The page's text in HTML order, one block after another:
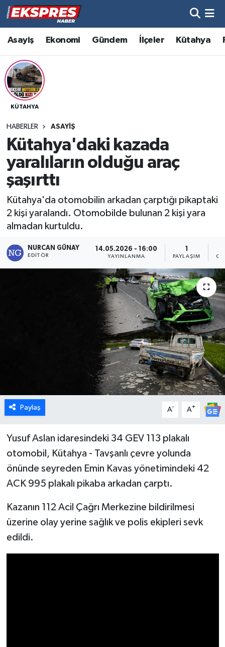
Asayiş Ekonomi Gündem İlçeler Kütahya
KÜTAHYA
HABERLER ASAYIŞ
Kütahya'daki kazada
yaralıların olduğu araç
şaşırttı
Kütahya'da otomobilin arkadan çarptığı pikaptaki
2 kişi yaralandı. Otomobilde bulunan 2 kişi yara
almadan kurtuldu.
NURCAN GÜNAY
EDITÖR
14.05.2026 - 16:00
YAYINLANMA PAYLAŞIM
Paylaş A- A+
Yusuf Aslan idaresindeki 34 GEV 113 plakalı
otomobil, Kütahya - Tavşanlı çevre yolunda
önünde seyreden Emin Kavas yönetimindeki 42
ACK 995 plakalı pikaba arkadan çarptı.
Kazanın 112 Acil Çağrı Merkezine bildirilmesi
üzerine olay yerine sağlık ve polis ekipleri sevk
edildi.
Altıntaş
Asayiş
Aslanapa
Bölge
Çavdarhisar
Dumlupınar
Dünya
Eğitim
Genel
Hisarcık
İlçeler
Kültür Sanat
Hava Durumu
Trafik Durumu
Süper Lig Puan Durumu ve Fikstür
Son Dakika Haberleri
Haber Arşivi